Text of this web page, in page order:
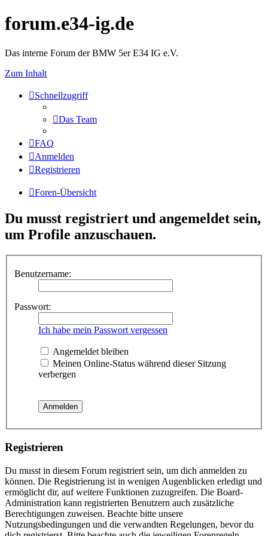
forum.e34-ig.de
Das interne Forum der BMW 5er E34 IG e.V.
Zum Inhalt
Schnellzugriff
Das Team
FAQ
Anmelden
Registrieren
Foren-Übersicht
Du musst registriert und angemeldet sein,
um Profile anzuschauen.
Benutzername:
Passwort:
Ich habe mein Passwort vergessen
Angemeldet bleiben
Meinen Online-Status während dieser Sitzung
verbergen
Registrieren
Du musst in diesem Forum registriert sein, um dich anmelden zu
können. Die Registrierung ist in wenigen Augenblicken erledigt und
ermöglicht dir, auf weitere Funktionen zuzugreifen. Die Board-
Administration kann registrierten Benutzern auch zusätzliche
Berechtigungen zuweisen. Beachte bitte unsere
Nutzungsbedingungen und die verwandten Regelungen, bevor du